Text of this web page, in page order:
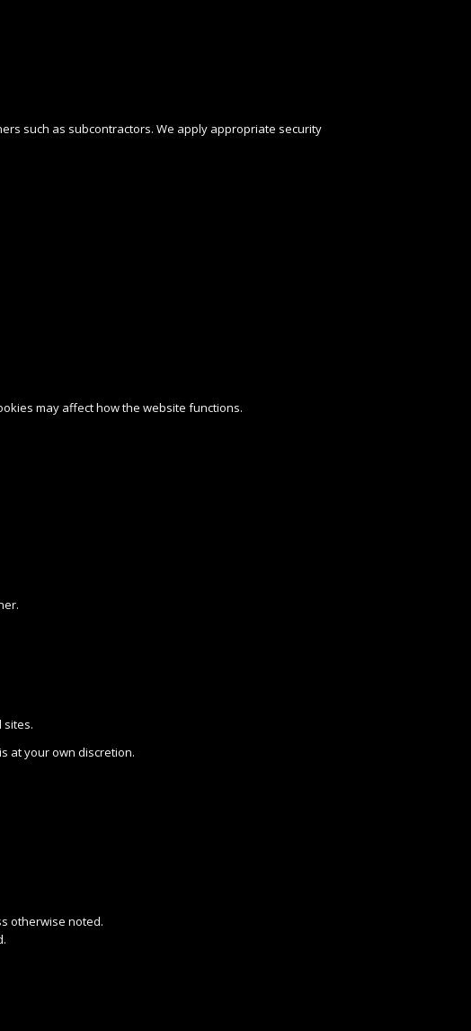
such as subcontractors. We apply appropriate security
may affect how the website functions.
sites.
at your own discretion.
otherwise noted.